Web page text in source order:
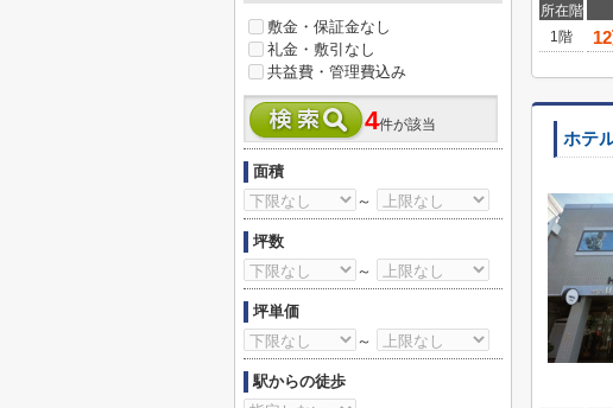
所在階
1階
12
ホテ
敷金・保証金なし
礼金・敷引なし
共益費・管理費込み
4件が該当
面積
～
坪数
～
坪単価
～
駅からの徒歩